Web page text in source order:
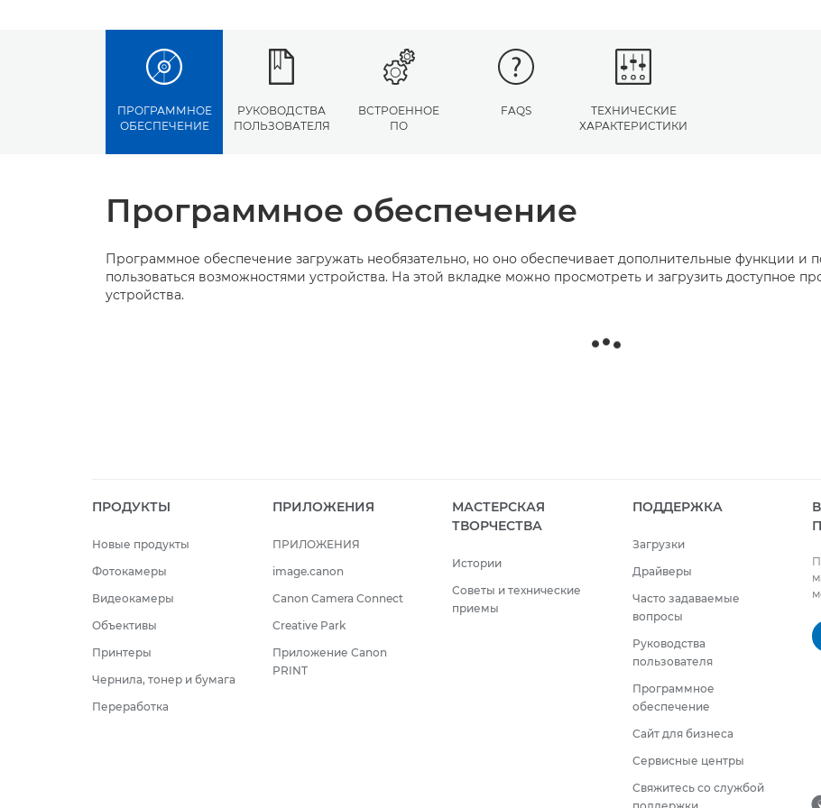
ПРОГРАММНОЕ
ОБЕСПЕЧЕНИЕ
РУКОВОДСТВА
ПОЛЬЗОВАТЕЛЯ
ВСТРОЕННОЕ
ПО
FAQS
ТЕХНИЧЕСКИЕ
ХАРАКТЕРИСТИКИ
Программное обеспечение
Программное обеспечение загружать необязательно, но оно обеспечивает дополнительные функции и
пользоваться возможностями устройства. На этой вкладке можно просмотреть и загрузить доступное
устройства.
ПРОДУКТЫ
Новые продукты
Фотокамеры
Видеокамеры
Объективы
Принтеры
Чернила, тонер и бумага
Переработка
ПРИЛОЖЕНИЯ
ПРИЛОЖЕНИЯ
image.canon
Canon Camera Connect
Creative Park
Приложение Canon
PRINT
МАСТЕРСКАЯ
ТВОРЧЕСТВА
Истории
Советы и технические
приемы
ПОДДЕРЖКА
Загрузки
Драйверы
Часто задаваемые
вопросы
Руководства
пользователя
Программное
обеспечение
Сайт для бизнеса
Сервисные центры
Свяжитесь со службой